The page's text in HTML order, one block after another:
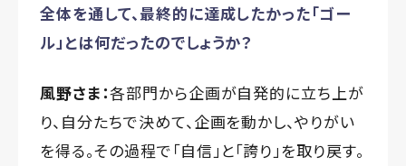
全体を通して、最終的に達成したかった「ゴー
ル」とは何だったのでしょうか？
風野さま：各部門から企画が自発的に立ち上が
り、自分たちで決めて、企画を動かし、やりがい
を得る。その過程で「自信」と「誇り」を取り戻す。